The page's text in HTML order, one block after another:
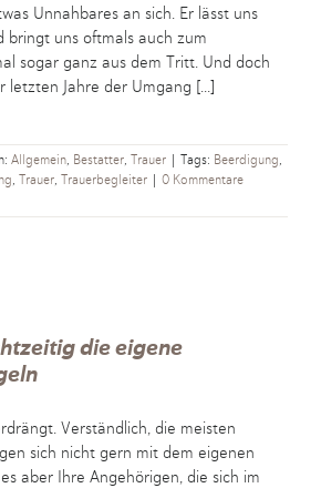
Unnahbares an sich. Er lässt uns
bringt uns oftmals auch zum
sogar ganz aus dem Tritt. Und doch
letzten Jahre der Umgang [...]
Allgemein, Bestatter, Trauer Tags: Beerdigung,
, Trauer, Trauerbegleiter
0 Kommentare
die eigene
Verständlich, die meisten
sich nicht gern mit dem eigenen
aber Ihre Angehörigen, die sich im